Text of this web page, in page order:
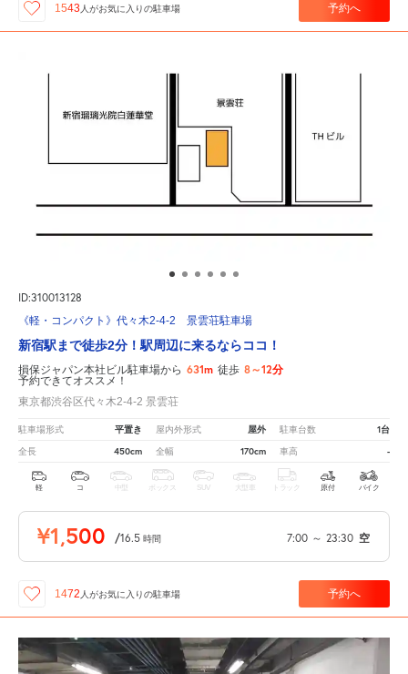
1543人がお気に入りの駐車場 予約へ
ID:310013128
《軽・コンパクト》代々木2-4-2 景雲荘駐車場
新宿駅まで徒歩2分！駅周辺に来るならココ！
損保ジャパン本社ビル駐車場から 631m 徒歩 8～12分
予約できてオススメ！
東京都渋谷区代々木2-4-2 景雲荘
駐車場形式 平置き 屋内外形式 屋外 駐車台数 1台
全長 450cm 全幅 170cm 車高 -
軽 コ 中型 ボックス SUV 大型車 トラック 原付 バイク
¥1,500 /16.5 時間 7:00 ～ 23:30 空
1472 人がお気に入りの駐車場 予約へ